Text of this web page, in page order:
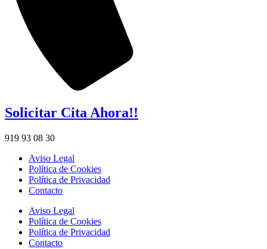
Solicitar Cita Ahora!!
919 93 08 30
Aviso Legal
Política de Cookies
Política de Privacidad
Contacto
Aviso Legal
Política de Cookies
Política de Privacidad
Contacto